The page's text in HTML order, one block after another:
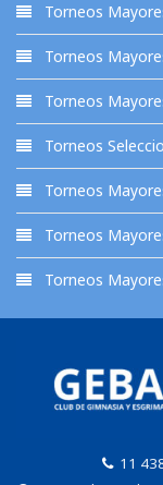
Torneos
Torneos
Torneos
Torneos
Torneos
Torneos
Torneos
11